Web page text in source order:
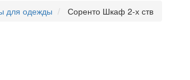
для одежды Соренто Шкаф 2-х ств